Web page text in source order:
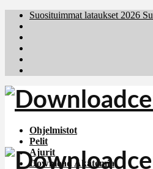
Suosituimmat lataukset 2026
Ohjelmistot
Pelit
Ajurit
Download Akatemia